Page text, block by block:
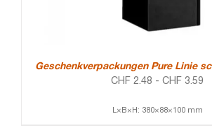
Geschenkverpackungen Pure Linie
CHF 2.48 - CHF 3.59
L×B×H: 380×88×100 mm